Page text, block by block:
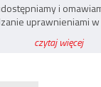
i
uprawnieniami w
czytaj więcej